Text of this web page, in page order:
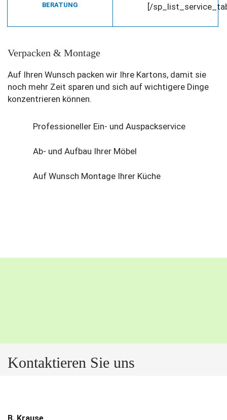
BERATUNG [/
Verpacken & Montage
Auf Ihren Wunsch packen wir Ihre Kartons, damit sie
noch mehr Zeit sparen und sich auf wichtigere Dinge
konzentrieren können.
Professioneller Ein- und Auspackservice
Ab- und Aufbau Ihrer Möbel
Auf Wunsch Montage Ihrer Küche
Kontaktieren Sie uns
B. Krause